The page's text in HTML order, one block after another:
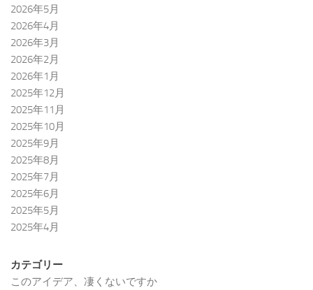
2026年5月
2026年4月
2026年3月
2026年2月
2026年1月
2025年12月
2025年11月
2025年10月
2025年9月
2025年8月
2025年7月
2025年6月
2025年5月
2025年4月
カテゴリー
このアイデア、凄くないですか